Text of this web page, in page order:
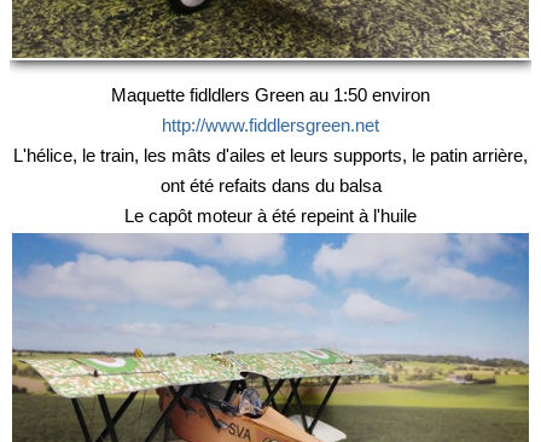
Presse et médias
Maquette fidldlers Green au 1:50 environ
http://www.fiddlersgreen.net
L'hélice, le train, les mâts d'ailes et leurs supports, le patin arrière,
ont été refaits dans du balsa
Le capôt moteur à été repeint à l'huile